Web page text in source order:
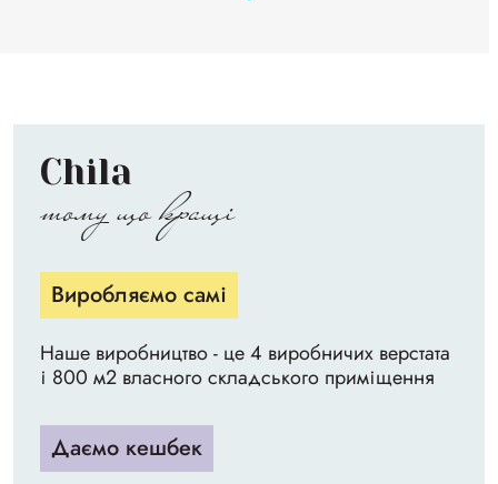
Chila
тому що кращі
Виробляємо самі
Наше виробництво - це 4 виробничих верстата
і 800 м2 власного складського приміщення
Даємо кешбек